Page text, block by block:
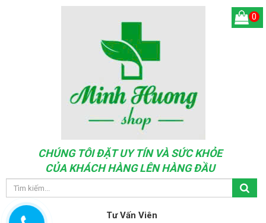
CHÚNG TÔI ĐẶT UY TÍN VÀ SỨC KHỎE
CỦA KHÁCH HÀNG LÊN HÀNG ĐẦU
Tư Vấn Viên
0